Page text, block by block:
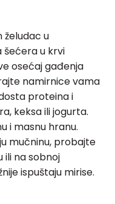
želudac u
šećera u krvi
osećaj gađenja
namirnice vama
proteina i
keksa ili jogurta.
i masnu hranu.
mučninu, probajte
ili na sobnoj
ispuštaju mirise.